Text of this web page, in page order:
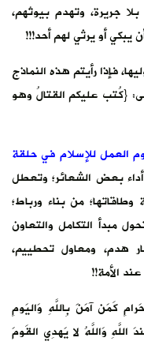
جريرة، وتهدم بيوتُهم،
أو يرثي لهم أحد!!!
فإذا رأيتم هذه النماذج
{كُتب عليكم القتالُ وهو
العمل للإسلام في حلقة
بعض الشعائر؛ وتعطل
من بناء ورباط؛
مبدأ التكامل والتعاون
هدم، ومعاول تحطييم،
الأمة!!
كَمَن آمَنَ بِاللَّهِ وَاليَومِ
وَاللَّهُ لا يَهدِي القَومَ